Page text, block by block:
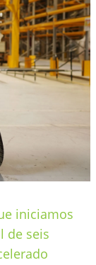
iniciamos
de seis